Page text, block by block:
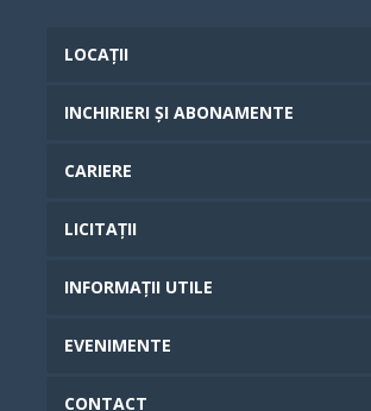
LOCAȚII
INCHIRIERI ȘI ABONAMENTE
CARIERE
LICITAȚII
INFORMAȚII UTILE
EVENIMENTE
CONTACT